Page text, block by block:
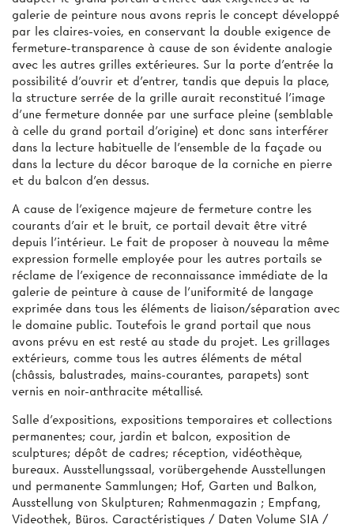
galerie de peinture nous avons repris le concept développé
par les claires-voies, en conservant la double exigence de
fermeture-transparence à cause de son évidente analogie
avec les autres grilles extérieures. Sur la porte d'entrée la
possibilité d'ouvrir et d'entrer, tandis que depuis la place,
la structure serrée de la grille aurait reconstitué l'image
d'une fermeture donnée par une surface pleine (semblable
à celle du grand portail d'origine) et donc sans interférer
dans la lecture habituelle de l'ensemble de la façade ou
dans la lecture du décor baroque de la corniche en pierre
et du balcon d'en dessus.
A cause de l'exigence majeure de fermeture contre les
courants d'air et le bruit, ce portail devait être vitré
depuis l'intérieur. Le fait de proposer à nouveau la même
expression formelle employée pour les autres portails se
réclame de l'exigence de reconnaissance immédiate de la
galerie de peinture à cause de l'uniformité de langage
exprimée dans tous les éléments de liaison/séparation avec
le domaine public. Toutefois le grand portail que nous
avons prévu en est resté au stade du projet. Les grillages
extérieurs, comme tous les autres éléments de métal
(châssis, balustrades, mains-courantes, parapets) sont
vernis en noir-anthracite métallisé.
Salle d'expositions, expositions temporaires et collections
permanentes; cour, jardin et balcon, exposition de
sculptures; dépôt de cadres; réception, vidéothèque,
bureaux. Ausstellungssaal, vorübergehende Ausstellungen
und permanente Sammlungen; Hof, Garten und Balkon,
Ausstellung von Skulpturen; Rahmenmagazin ; Empfang,
Videothek, Büros. Caractéristiques / Daten Volume SIA /